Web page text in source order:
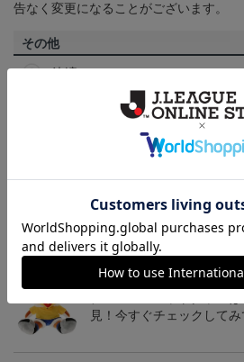
告なく変更になることがございます。
その他
決済について
ギフト対応について
トピックス
仙台
見！今すぐチェックしてみ